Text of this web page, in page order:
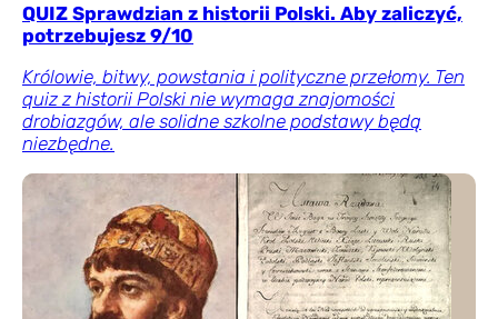
QUIZ Sprawdzian z historii Polski. Aby zaliczyć,
potrzebujesz 9/10
Królowie, bitwy, powstania i polityczne przełomy. Ten
quiz z historii Polski nie wymaga znajomości
drobiazgów, ale solidne szkolne podstawy będą
niezbędne.